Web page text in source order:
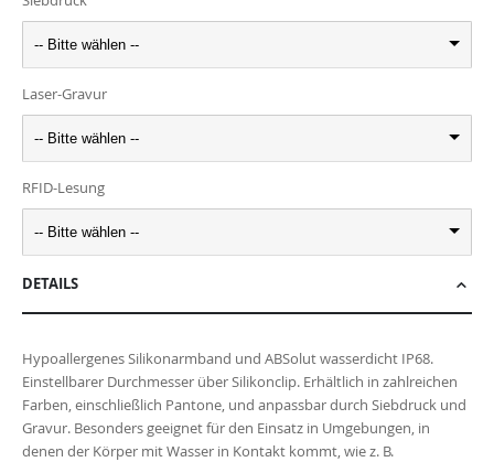
-- Bitte wählen --
Laser-Gravur
-- Bitte wählen --
RFID-Lesung
-- Bitte wählen --
DETAILS
Hypoallergenes Silikonarmband und ABSolut wasserdicht IP68.
Einstellbarer Durchmesser über Silikonclip. Erhältlich in zahlreichen
Farben, einschließlich Pantone, und anpassbar durch Siebdruck und
Gravur. Besonders geeignet für den Einsatz in Umgebungen, in
denen der Körper mit Wasser in Kontakt kommt, wie z. B.